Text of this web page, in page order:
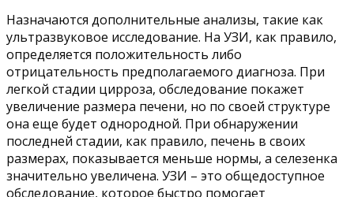
Назначаются дополнительные анализы, такие как
ультразвуковое исследование. На УЗИ, как правило,
определяется положительность либо
отрицательность предполагаемого диагноза. При
легкой стадии цирроза, обследование покажет
увеличение размера печени, но по своей структуре
она еще будет однородной. При обнаружении
последней стадии, как правило, печень в своих
размерах, показывается меньше нормы, а селезенка
значительно увеличена. УЗИ – это общедоступное
обследование, которое быстро помогает